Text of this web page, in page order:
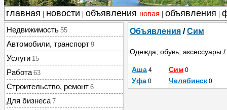
главная новости объявления новая объявления
Недвижимость 55
Автомобили, транспорт 9
Услуги 15
Работа 63
Строительство, ремонт 6
Для бизнеса 7
Объявления /Сим
Одежда, обувь, аксессуары /
Аша 4 Сим 0
Уфа 0 Челябинск 0